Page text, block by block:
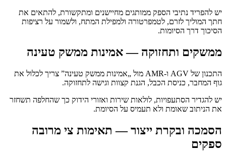
יש להפריד נתיבי הספק ממותגים מחיישנים ומתקשורת, להתאים את
חתך המוליך לזרם, לטמפרטורה ולמפילת המתח, ולשמור על רציפות
הסיכוך דרך הסיומות.
ממשקים ותחזוקה — אמינות ממשק טעינה
התכנון של AGV ו-AMR מול „אמינות ממשק טעינה” צריך לכלול את
גוף המחבר, כניסת הכבל, הגנת קצוות וגישה לתחזוקה.
יש להגדיר הסתעפויות, לולאות שירות ואזורי הידוק כך שהחלפה תשחזר
את הניתוב שאומת ולא תעמיס על הסיומת.
הסמכה ובקרת ייצור — תאימות צי מרובה
ספקים